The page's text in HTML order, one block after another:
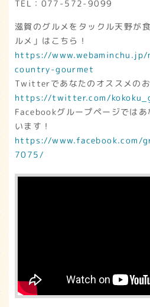
TEL：077-572-9099
滋賀のグルメをタックル天野が
ルメ」はこちら！
https://
country-gourmet
Twitterであなたのオススメのお
https://twitter.com/
Facebookグループページでは
います！
https://www.facebook.com/
7075/